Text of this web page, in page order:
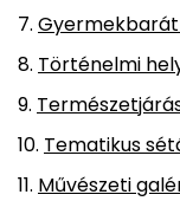
Történelmi
Tematikus
Művészeti